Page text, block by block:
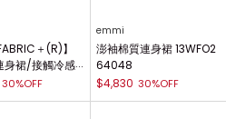
＋(R)】
身裙/接觸冷感 1
30%OFF
emmi
澎袖棉質連身裙 13WFO2
64048
$4,830 30%OFF